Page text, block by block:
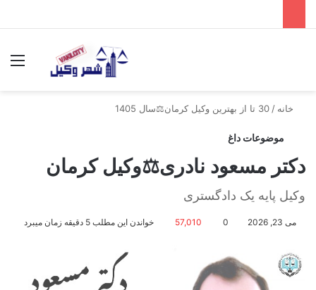
خانه / 30 تا از بهترین وکیل کرمان⚖️سال 1405
موضوعات داغ
دکتر مسعود نادری⚖️وکیل کرمان
وکیل پایه یک دادگستری
می 23, 2026 0
57,010 خواندن این مطلب 5 دقیقه زمان میبرد